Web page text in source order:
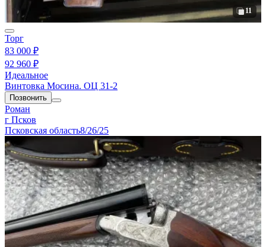
11
Торг
83 000 ₽
92 960 ₽
Идеальное
Винтовка Мосина. ОЦ 31-2
Позвонить
Роман
г Псков
Псковская область8/26/25